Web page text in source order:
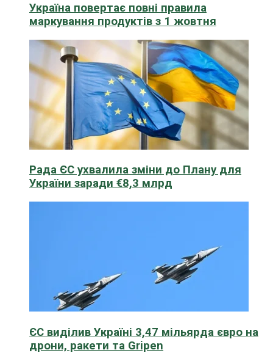
Україна повертає повні правила
маркування продуктів з 1 жовтня
Рада ЄС ухвалила зміни до Плану для
України заради €8,3 млрд
ЄС виділив Україні 3,47 мільярда євро на
дрони, ракети та Gripen